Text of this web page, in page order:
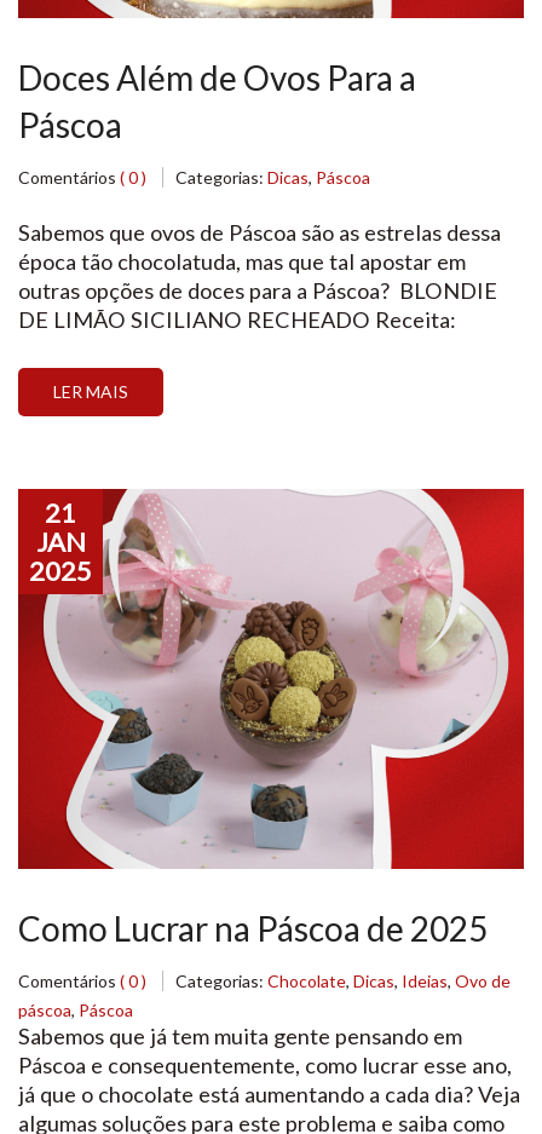
Doces Além de Ovos Para a
Páscoa
Comentários ( 0 ) Categorias: Dicas, Páscoa
Sabemos que ovos de Páscoa são as estrelas dessa
época tão chocolatuda, mas que tal apostar em
outras opções de doces para a Páscoa? BLONDIE
DE LIMÃO SICILIANO RECHEADO Receita:
INGREDIENTES Massa: Recheio/cobertura:
PREPARO Massa: Recheio/cobertura: Rendimento:
PÁSCOA […]
LER MAIS
Como Lucrar na Páscoa de 2025
Comentários ( 0 ) Categorias: Chocolate, Dicas, Ideias, Ovo de
páscoa, Páscoa
Sabemos que já tem muita gente pensando em
Páscoa e consequentemente, como lucrar esse ano,
já que o chocolate está aumentando a cada dia? Veja
algumas soluções para este problema e saiba como
21
JAN
2025